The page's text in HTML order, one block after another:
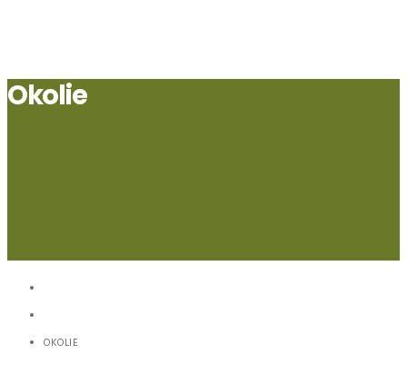
Okolie
OKOLIE